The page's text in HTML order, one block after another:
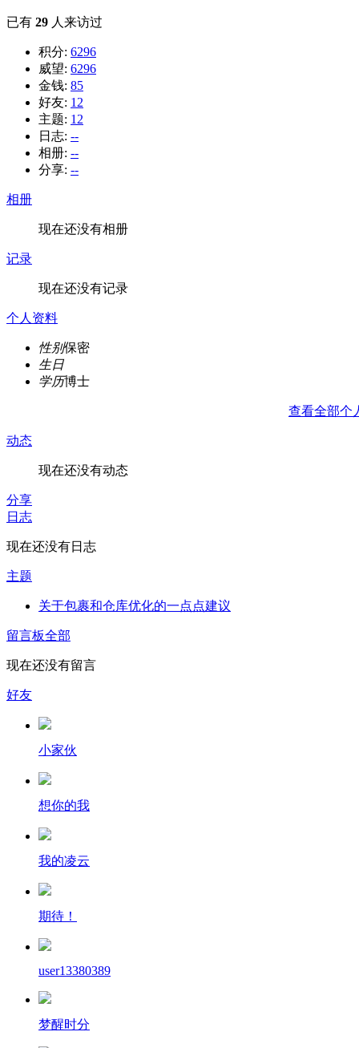
已有 29 人来访过
积分: 6296
威望: 6296
金钱: 85
好友: 12
主题: 12
日志: --
相册: --
分享: --
相册
现在还没有相册
记录
现在还没有记录
个人资料
性别保密
生日
学历博士
查看全部个
动态
现在还没有动态
分享
日志
现在还没有日志
主题
关于包裹和仓库优化的一点点建议
留言板全部
现在还没有留言
好友
小家伙
想你的我
我的凌云
期待！
user13380389
梦醒时分